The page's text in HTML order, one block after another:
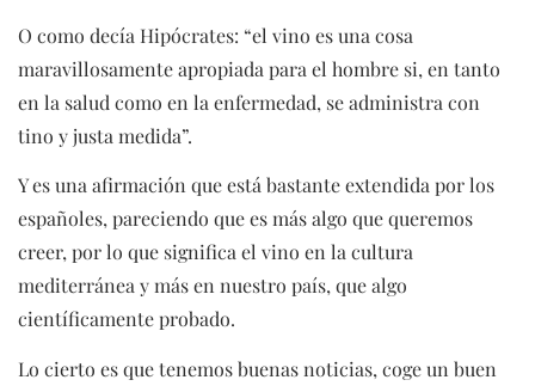
O como decía Hipócrates: “el vino es una cosa
maravillosamente apropiada para el hombre si, en tanto
en la salud como en la enfermedad, se administra con
tino y justa medida”.
Y es una afirmación que está bastante extendida por los
españoles, pareciendo que es más algo que queremos
creer, por lo que significa el vino en la cultura
mediterránea y más en nuestro país, que algo
científicamente probado.
Lo cierto es que tenemos buenas noticias, coge un buen